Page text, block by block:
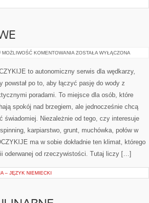
MOŻLIWOŚĆ KOMENTOWANIA WĘDKARSTWO
ZOSTAŁA WYŁĄCZONA
to autonomiczny serwis dla wędkarzy,
powstał po to, aby łączyć pasję do wody z
poradami. To miejsce dla osób, które
spokój nad brzegiem, ale jednocześnie chcą
świadomiej. Niezależnie od tego, czy interesuje
karpiarstwo, grunt, muchówka, połów w
ma w sobie dokładnie ten klimat, którego
oderwanej od rzeczywistości. Tutaj liczy […]
– JĘZYK NIEMIECKI